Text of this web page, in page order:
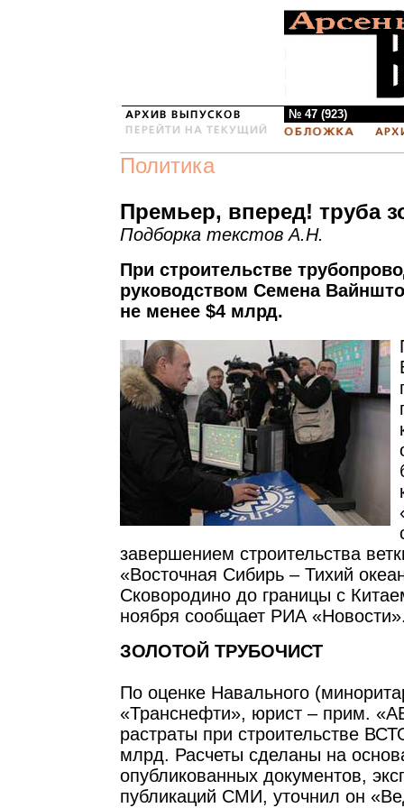
№ 47 (923)
Политика
Премьер, вперед! труба
Подборка текстов А.Н.
При строительстве
руководством Семена
не менее $4 млрд.
завершением строительства
«Восточная Сибирь – Тихий
Сковородино до границы с
ноября сообщает РИА
ЗОЛОТОЙ ТРУБОЧИСТ
По оценке Навального
«Транснефти», юрист – прим.
растраты при строительстве
млрд. Расчеты сделаны на
опубликованных документов,
публикаций СМИ, уточнил он